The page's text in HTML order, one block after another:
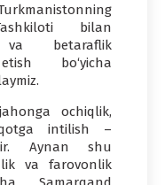
bilan
va betaraflik
bo‘yicha
ochiqlik,
intilish –
Aynan shu
va farovonlik